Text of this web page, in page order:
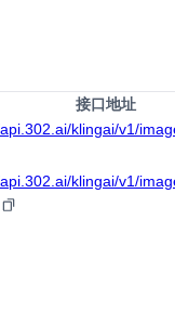
接口地址
klingai/v1/
klingai/v1/